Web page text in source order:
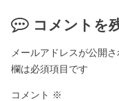
コメントを
メールアドレスが公開
欄は必須項目です
コメント ※